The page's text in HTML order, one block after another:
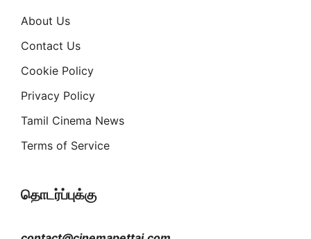
About Us
Contact Us
Cookie Policy
Privacy Policy
Tamil Cinema News
Terms of Service
தொடர்ப்புக்கு